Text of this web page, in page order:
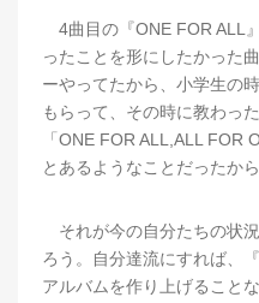
4曲目の『ONE FOR ALL
ったことを形にしたかった
ーやってたから、小学生の
もらって、その時に教わっ
「ONE FOR ALL,ALL FOR
とあるようなことだったから
それが今の自分たちの状
ろう。自分達流にすれば、
アルバムを作り上げること